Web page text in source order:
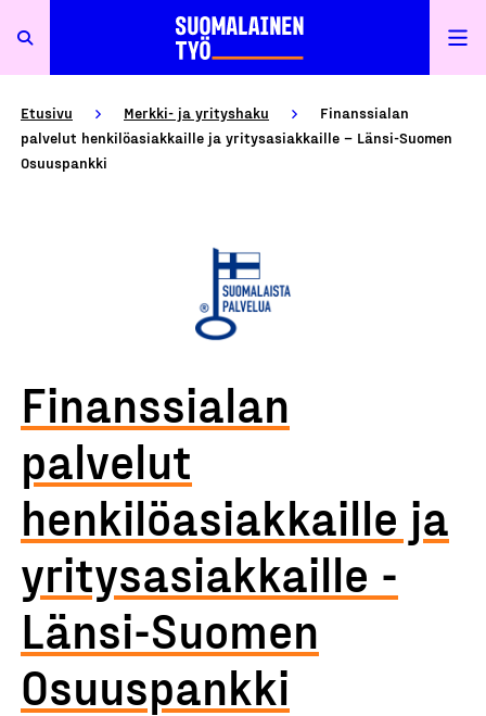
Etusivu Merkki- ja yrityshaku
Finanssialan
palvelut henkilöasiakkaille ja yritysasiakkaille – Länsi-Suomen
Osuuspankki
Finanssialan
palvelut
henkilöasiakkaille ja
yritysasiakkaille -
Länsi-Suomen
Osuuspankki